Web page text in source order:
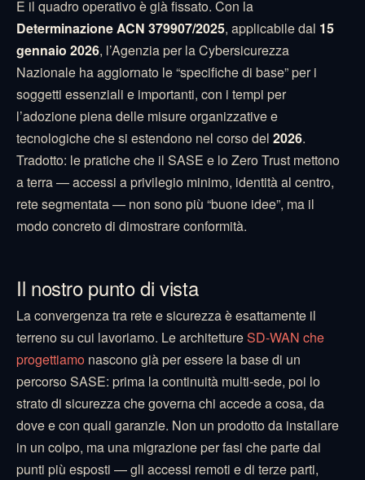
E il quadro operativo è già fissato. Con la
Determinazione ACN 379907/2025, applicabile dal 15
gennaio 2026, l’Agenzia per la Cybersicurezza
Nazionale ha aggiornato le “specifiche di base” per i
soggetti essenziali e importanti, con i tempi per
l’adozione piena delle misure organizzative e
tecnologiche che si estendono nel corso del 2026.
Tradotto: le pratiche che il SASE e lo Zero Trust mettono
a terra — accessi a privilegio minimo, identità al centro,
rete segmentata — non sono più “buone idee”, ma il
modo concreto di dimostrare conformità.
Il nostro punto di vista
La convergenza tra rete e sicurezza è esattamente il
terreno su cui lavoriamo. Le architettureSD-WAN che
progettiamo nascono già per essere la base di un
percorso SASE: prima la continuità multi-sede, poi lo
strato di sicurezza che governa chi accede a cosa, da
dove e con quali garanzie. Non un prodotto da installare
in un colpo, ma una migrazione per fasi che parte dai
punti più esposti — gli accessi remoti e di terze parti,